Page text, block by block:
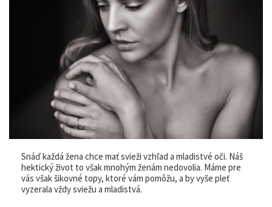
Snáď každá žena chce mať svieži vzhľad a mladistvé oči. Náš
hektický život to však mnohým ženám nedovolia. Máme pre
vás však šikovné topy, ktoré vám pomôžu, a by vyše pleť
vyzerala vždy sviežu a mladistvá.